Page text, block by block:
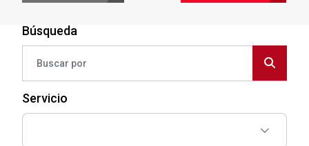
Búsqueda
Servicio